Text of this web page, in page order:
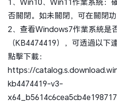
否關閉。如未關閉，可在關閉
2、查看Windows7作業系統是
（KB4474419），可透過以下
點擊下載：
https://
kb4474419-v3-